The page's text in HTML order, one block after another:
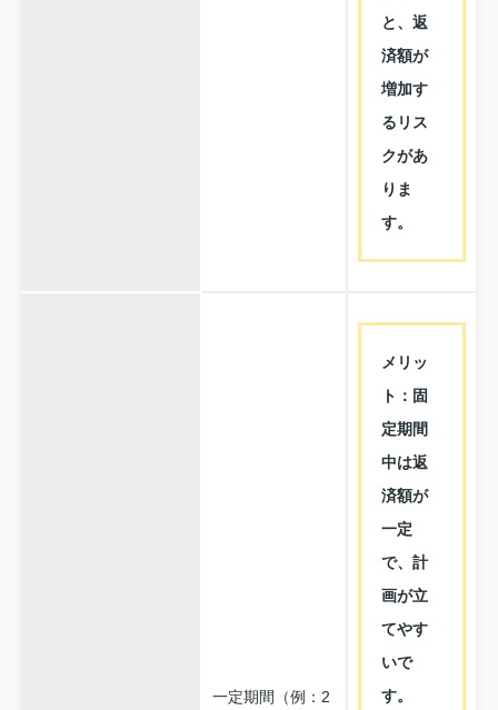
と、返
済額が
増加す
るリス
クがあ
りま
す。
一定期間（例：2
メリッ
ト：固
定期間
中は返
済額が
一定
で、計
画が立
てやす
いで
す。